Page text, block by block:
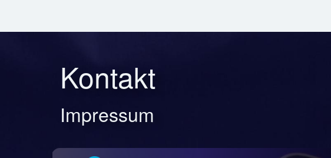
Kontakt
Impressum